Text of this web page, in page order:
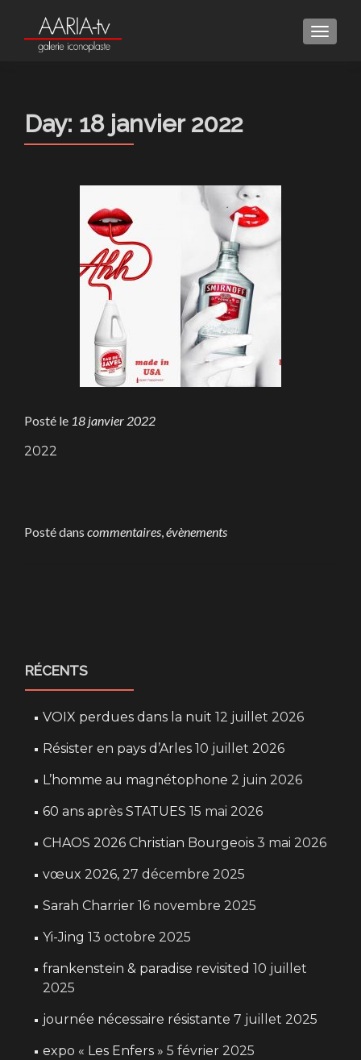
MENU
Day: 18 janvier 2022
Posté le 18 janvier 2022
2022
Posté dans commentaires,évènements
RÉCENTS
VOIX perdues dans la nuit 12 juillet 2026
Résister en pays d’Arles 10 juillet 2026
L’homme au magnétophone 2 juin 2026
60 ans après STATUES 15 mai 2026
CHAOS 2026 Christian Bourgeois 3 mai 2026
vœux 2026, 27 décembre 2025
Sarah Charrier 16 novembre 2025
Yi-Jing 13 octobre 2025
frankenstein & paradise revisited 10 juillet
2025
journée nécessaire résistante 7 juillet 2025
expo « Les Enfers » 5 février 2025